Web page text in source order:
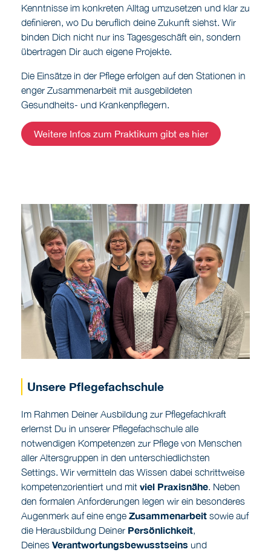
Kenntnisse im konkreten Alltag umzusetzen und klar zu
definieren, wo Du beruflich deine Zukunft siehst. Wir
binden Dich nicht nur ins Tagesgeschäft ein, sondern
übertragen Dir auch eigene Projekte.
Die Einsätze in der Pflege erfolgen auf den Stationen in
enger Zusammenarbeit mit ausgebildeten
Gesundheits- und Krankenpflegern.
Weitere Infos zum Praktikum gibt es hier
Unsere Pflegefachschule
Im Rahmen Deiner Ausbildung zur Pflegefachkraft
erlernst Du in unserer Pflegefachschule alle
notwendigen Kompetenzen zur Pflege von Menschen
aller Altersgruppen in den unterschiedlichsten
Settings. Wir vermitteln das Wissen dabei schrittweise
kompetenzorientiert und mit viel Praxisnähe. Neben
den formalen Anforderungen legen wir ein besonderes
Augenmerk auf eine enge Zusammenarbeit sowie auf
die Herausbildung Deiner Persönlichkeit,
Deines Verantwortungsbewusstseins und